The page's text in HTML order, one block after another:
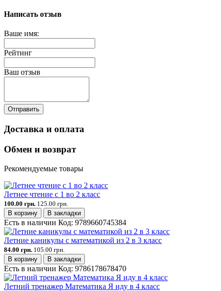
Написать отзыв
Ваше имя:
Рейтинг
Ваш отзыв
Отправить
Доставка и оплата
Обмен и возврат
Рекомендуемые товары
Летнее чтение с 1 во 2 класс
100.00 грн. 125.00 грн.
В корзину
В закладки
Есть в наличии Код: 9789660745384
Летние каникулы с математикой из 2 в 3 класс
84.00 грн. 105.00 грн.
В корзину
В закладки
Есть в наличии Код: 9786178678470
Летний тренажер Математика Я иду в 4 класс